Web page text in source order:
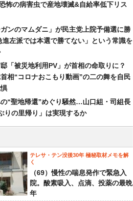
怖の病害虫で産地壊滅&自給率低下リス
ガンのマムダニ」が民主党上院予備選に勝
進左派では本選で勝てない」という常識を
「被災地利用PV」が首相の命取りに？
相“コロナおこもり動画”の二の舞を自民
“聖地帰還”めぐり騒然…山口組・司組長
りの里帰り」は実現するか
テレサ・テン没後30年 極秘取材メモを解
く
（69）慢性の喘息発作で緊急入
院。酸素吸入、点滴、投薬の最晩
年